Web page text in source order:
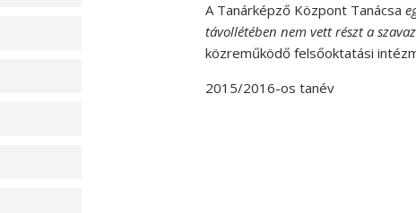
A Tanárképző Központ Tanácsa
távollétében nem vett részt a
közreműködő felsőoktatási
2015/2016-os tanév